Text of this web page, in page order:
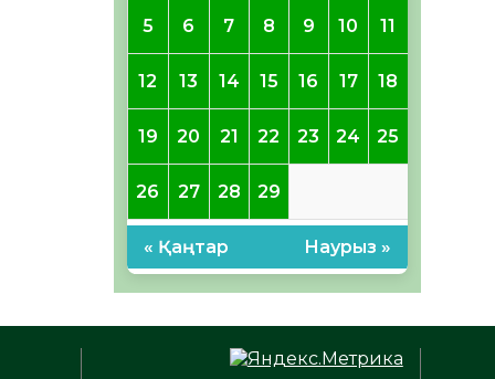
5 6 7 8 9 10 11
12 13 14 15 16 17 18
19 20 21 22 23 24 25
26 27 28 29
« Қаңтар Наурыз »